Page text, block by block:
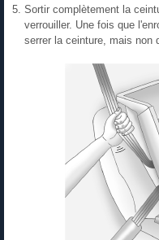
Sortir complètement la
verrouiller. Une fois que
serrer la ceinture, mais non